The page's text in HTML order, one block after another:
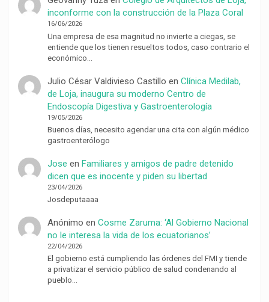
inconforme con la construcción de la Plaza Coral
16/06/2026
Una empresa de esa magnitud no invierte a ciegas, se
entiende que los tienen resueltos todos, caso contrario el
económico…
Julio César Valdivieso Castillo en Clínica Medilab,
de Loja, inaugura su moderno Centro de
Endoscopía Digestiva y Gastroenterología
19/05/2026
Buenos días, necesito agendar una cita con algún médico
gastroenterólogo
Jose en Familiares y amigos de padre detenido
dicen que es inocente y piden su libertad
23/04/2026
Josdeputaaaa
Anónimo en Cosme Zaruma: ‘Al Gobierno Nacional
no le interesa la vida de los ecuatorianos’
22/04/2026
El gobierno está cumpliendo las órdenes del FMI y tiende
a privatizar el servicio público de salud condenando al
pueblo…